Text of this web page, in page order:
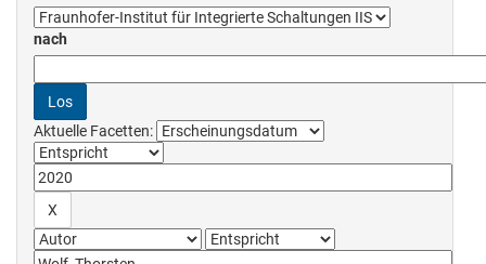
nach
Aktuelle Facetten: